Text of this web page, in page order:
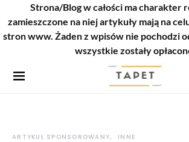
Strona/Blog w całości ma charakter
zamieszczone na niej artykuły mają na
stron www. Żaden z wpisów nie pochodzi
wszystkie zostały
ARTYKUŁ SPONSOROWANY INNE